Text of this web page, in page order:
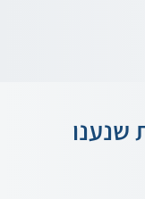
שנענו